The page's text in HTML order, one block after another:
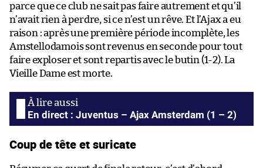
parce que ce club ne sait pas faire autrement et qu’il
n’avait rien à perdre, si ce n’est un rêve. Et l’Ajax a eu
raison : après une première période incomplète, les
Amstellodamois sont revenus en seconde pour tout
faire exploser et sont repartis avec le butin (1-2). La
Vieille Dame est morte.
En direct : Juventus – Ajax Amsterdam (1 – 2)
Coup de tête et suricate